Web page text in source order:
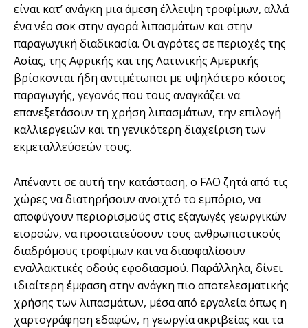
είναι κατ’ ανάγκη μια άμεση έλλειψη τροφίμων, αλλά
ένα νέο σοκ στην αγορά λιπασμάτων και στην
παραγωγική διαδικασία. Οι αγρότες σε περιοχές της
Ασίας, της Αφρικής και της Λατινικής Αμερικής
βρίσκονται ήδη αντιμέτωποι με υψηλότερο κόστος
παραγωγής, γεγονός που τους αναγκάζει να
επανεξετάσουν τη χρήση λιπασμάτων, την επιλογή
καλλιεργειών και τη γενικότερη διαχείριση των
εκμεταλλεύσεών τους.
Απέναντι σε αυτή την κατάσταση, ο FAO ζητά από τις
χώρες να διατηρήσουν ανοιχτό το εμπόριο, να
αποφύγουν περιορισμούς στις εξαγωγές γεωργικών
εισροών, να προστατεύσουν τους ανθρωπιστικούς
διαδρόμους τροφίμων και να διασφαλίσουν
εναλλακτικές οδούς εφοδιασμού. Παράλληλα, δίνει
ιδιαίτερη έμφαση στην ανάγκη πιο αποτελεσματικής
χρήσης των λιπασμάτων, μέσα από εργαλεία όπως η
χαρτογράφηση εδαφών, η γεωργία ακριβείας και τα